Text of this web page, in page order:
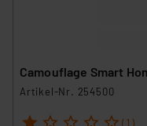
Camouflage Smart
Artikel-Nr. 254500
1 2 3 4 5 (1)